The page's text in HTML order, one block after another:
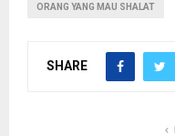
ORANG YANG MAU SHALAT
SHARE